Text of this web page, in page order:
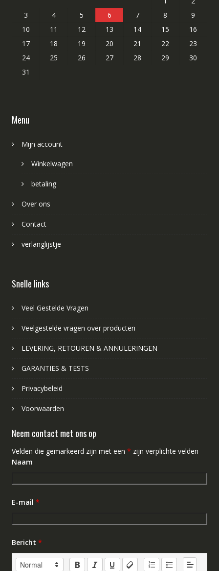
3
4 5 6 7 8
9
10
11 12 13 14 15
16
17
18 19 20 21 22
23
24
25 26 27 28 29
30
31
Menu
Mijn account
Winkelwagen
betaling
Over ons
Contact
verlanglijstje
Snelle links
Veel Gestelde Vragen
Veelgestelde vragen over producten
LEVERING, RETOUREN & ANNULERINGEN
GARANTIES & TESTS
Privacybeleid
Voorwaarden
Neem contact met ons op
Velden die gemarkeerd zijn met een * zijn verplichte velden
Naam
E-mail *
Bericht *